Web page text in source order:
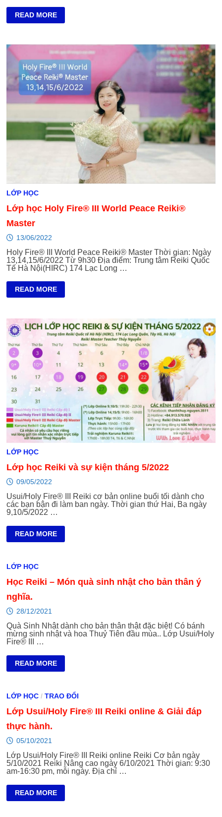
LỚP
28-
30/06/2022
READ MORE
LỚP HỌC
Lớp học Holy Fire® III World Peace Reiki®
Master
13/06/2022
Holy Fire® III World Peace Reiki® Master Thời gian: Ngày
13,14,15/6/2022 Từ 9h30 Địa điểm: Trung tâm Reiki Quốc
Tế Hà Nội(HIRC) 174 Lạc Long …
LỚP
WORLD
PEACE
REIKI®
MASTER
READ MORE
LỚP HỌC
Lớp học Reiki và sự kiện tháng 5/2022
09/05/2022
Usui/Holy Fire® III Reiki cơ bản online buổi tối dành cho
các bạn bận đi làm ban ngày. Thời gian thứ Hai, Ba ngày
9,10/5/2022 …
LỚP
SỰ
KIỆN
5/2022
READ MORE
LỚP HỌC
Học Reiki – Món quà sinh nhật cho bản thân ý
nghĩa.
28/12/2021
Quà Sinh Nhật dành cho bản thân thật đặc biệt! Có bánh
mừng sinh nhật và hoa Thuỷ Tiên đầu mùa.. Lớp Usui/Holy
Fire® III …
HỌC
QUÀ
SINH
CHO
BẢN
THÂN
Ý
NGHĨA.
READ MORE
LỚP HỌC/ TRAO ĐỔI
Lớp Usui/Holy Fire® III Reiki online & Giải đáp
thực hành.
05/10/2021
Lớp Usui/Holy Fire® III Reiki online Reiki Cơ bản ngày
5/10/2021 Reiki Nâng cao ngày 6/10/2021 Thời gian: 9:30
am-16:30 pm, mỗi ngày. Địa chỉ …
LỚP
READ MORE